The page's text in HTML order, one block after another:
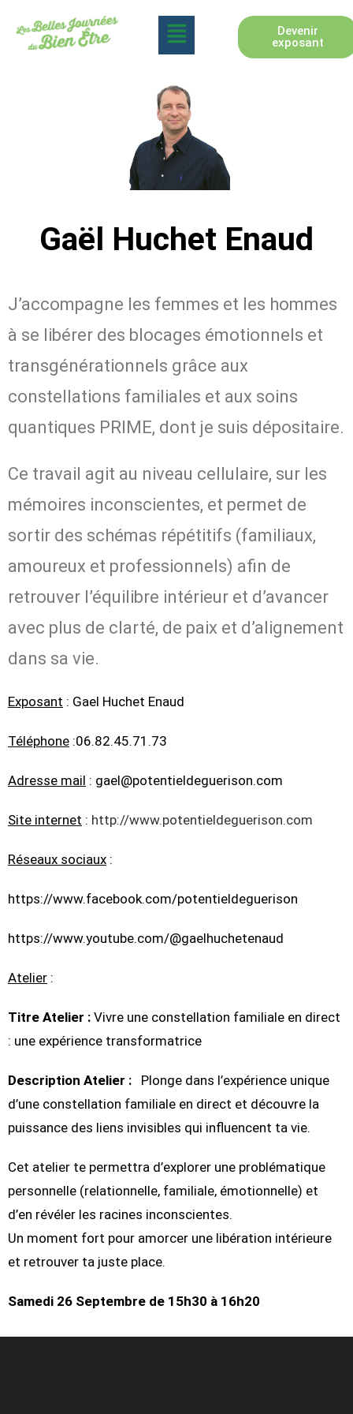
Devenir
exposant
Gaël Huchet Enaud
J’accompagne les femmes et les hommes
à se libérer des blocages émotionnels et
transgénérationnels grâce aux
constellations familiales et aux soins
quantiques PRIME, dont je suis dépositaire.
Ce travail agit au niveau cellulaire, sur les
mémoires inconscientes, et permet de
sortir des schémas répétitifs (familiaux,
amoureux et professionnels) afin de
retrouver l’équilibre intérieur et d’avancer
avec plus de clarté, de paix et d’alignement
dans sa vie.
Exposant : Gael Huchet Enaud
Téléphone :06.82.45.71.73
Adresse mail : gael@potentieldeguerison.com
Site internet : http://www.potentieldeguerison.com
Réseaux sociaux :
https://www.facebook.com/potentieldeguerison
https://www.youtube.com/@gaelhuchetenaud
Atelier :
Titre Atelier : Vivre une constellation familiale en direct
: une expérience transformatrice
Description Atelier :
Plonge dans l’expérience unique
d’une constellation familiale en direct et découvre la
puissance des liens invisibles qui influencent ta vie.
Cet atelier te permettra d’explorer une problématique
personnelle (relationnelle, familiale, émotionnelle) et
d’en révéler les racines inconscientes.
Un moment fort pour amorcer une libération intérieure
et retrouver ta juste place.
Samedi 26 Septembre de 15h30 à 16h20